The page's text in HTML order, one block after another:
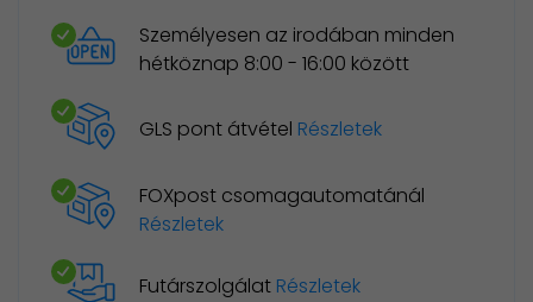
Személyesen az irodában minden
hétköznap 8:00 - 16:00 között
GLS pont átvétel Részletek
FOXpost csomagautomatánál
Részletek
Futárszolgálat Részletek